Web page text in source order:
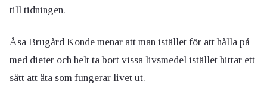
till tidningen.
Åsa Brugård Konde menar att man istället för att hålla på
med dieter och helt ta bort vissa livsmedel istället hittar ett
sätt att äta som fungerar livet ut.